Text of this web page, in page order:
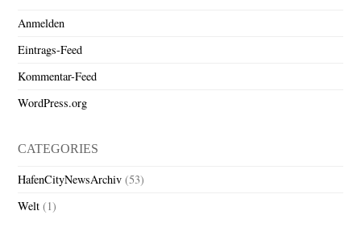
Anmelden
Eintrags-Feed
Kommentar-Feed
WordPress.org
CATEGORIES
HafenCityNewsArchiv (53)
Welt (1)